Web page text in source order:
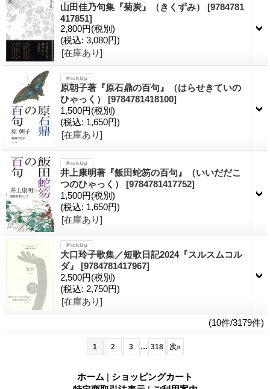
山田佳乃句集『菊炭』（きくずみ） [9784781
417851]
2,800円(税別)
(税込: 3,080円)
[在庫あり]
原朝子著『原石鼎の百句』（はらせきていの
ひゃっく） [9784781418100]
1,500円(税別)
(税込: 1,650円)
[在庫あり]
井上康明著『飯田蛇笏の百句』（いいだだこ
つのひゃっく） [9784781417752]
1,500円(税別)
(税込: 1,650円)
[在庫あり]
大口玲子歌集／短歌日記2024『スルスムコル
ダ』 [9784781417967]
2,500円(税別)
(税込: 2,750円)
[在庫あり]
(10件/3179件)
1 2 3 ... 318 次»
ホーム | ショッピングカート